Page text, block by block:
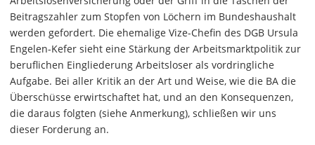
Beitragszahler zum Stopfen von Löchern im Bundeshaushalt
werden gefordert. Die ehemalige Vize-Chefin des DGB Ursula
Engelen-Kefer sieht eine Stärkung der Arbeitsmarktpolitik zur
beruflichen Eingliederung Arbeitsloser als vordringliche
Aufgabe. Bei aller Kritik an der Art und Weise, wie die BA die
Überschüsse erwirtschaftet hat, und an den Konsequenzen,
die daraus folgten (siehe Anmerkung), schließen wir uns
dieser Forderung an.